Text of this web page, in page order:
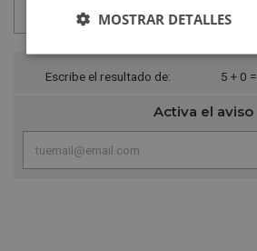
Garantías disponibles
Escribe el resultado de: 5 + 0 =
Activa el aviso
MOSTRAR DETALLES